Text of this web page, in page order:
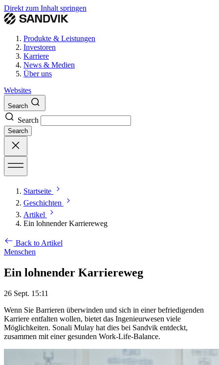
Direkt zum Inhalt springen
Produkte & Leistungen
Investoren
Karriere
News & Medien
Über uns
Websites
Search
Search
Search
Startseite
Geschichten
Artikel
Ein lohnender Karriereweg
Back to Artikel
Menschen
Ein lohnender Karriereweg
26 Sept. 15:11
Wenn Sie Barrieren überwinden und sich in einer befriedigenden
Karriere entfalten wollen, bietet das Ingenieurwesen viele
Möglichkeiten. Sonali Mulay hat dies bei Sandvik entdeckt,
zusammen mit einer gesunden Work-Life-Balance.